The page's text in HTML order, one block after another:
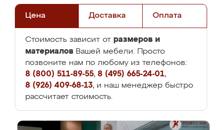
Цена Доставка Оплата
Стоимость зависит от размеров и
материалов Вашей мебели. Просто
позвоните нам по любому из телефонов:
8 (800) 511-89-55, 8 (495) 665-24-01,
8 (926) 409-68-13, и наш менеджер быстро
рассчитает стоимость.